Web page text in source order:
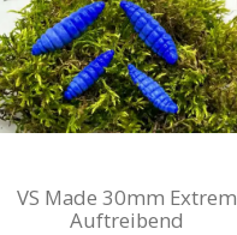
VS Made 30mm Extrem
Auftreibend